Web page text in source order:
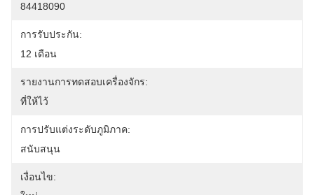
84418090
การรับประกัน:
12 เดือน
รายงานการทดสอบเครื่องจักร:
ที่ให้ไว้
การปรับแต่งระดับภูมิภาค:
สนับสนุน
เงื่อนไข: